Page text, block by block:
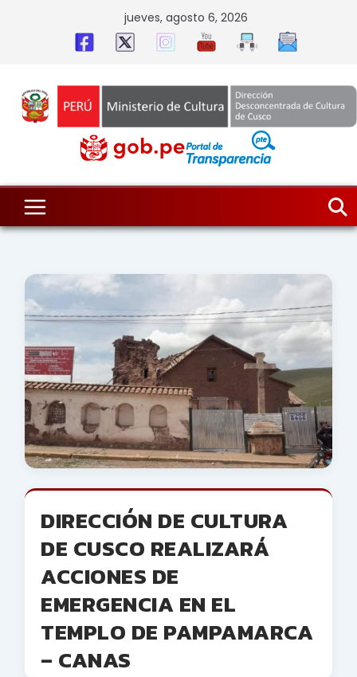
jueves, agosto 6, 2026
DIRECCIÓN DE CULTURA
DE CUSCO REALIZARÁ
ACCIONES DE
EMERGENCIA EN EL
TEMPLO DE PAMPAMARCA
– CANAS